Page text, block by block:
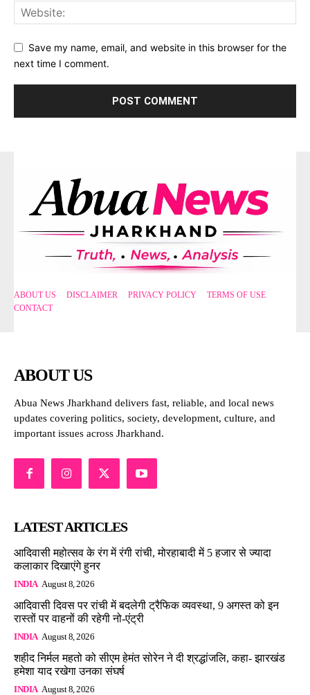
Save my name, email, and website in this browser for the
next time I comment.
ABOUT US DISCLAIMER PRIVACY POLICY
TERMS OF USE
CONTACT
ABOUT US
Abua News Jharkhand delivers fast, reliable, and local news
updates covering politics, society, development, culture, and
important issues across Jharkhand.
LATEST ARTICLES
आदिवासी महोत्सव के रंग में रंगी रांची, मोरहाबादी में 5 हजार से ज्यादा
कलाकार दिखाएंगे हुनर
INDIA August 8, 2026
आदिवासी दिवस पर रांची में बदलेगी ट्रैफिक व्यवस्था, 9 अगस्त को इन
रास्तों पर वाहनों की रहेगी नो-एंट्री
INDIA August 8, 2026
शहीद निर्मल महतो को सीएम हेमंत सोरेन ने दी श्रद्धांजलि, कहा- झारखंड
हमेशा याद रखेगा उनका संघर्ष
INDIA August 8, 2026